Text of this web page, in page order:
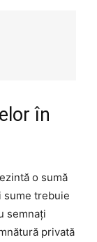
în
o sumă
sume trebuie
semnați
privată